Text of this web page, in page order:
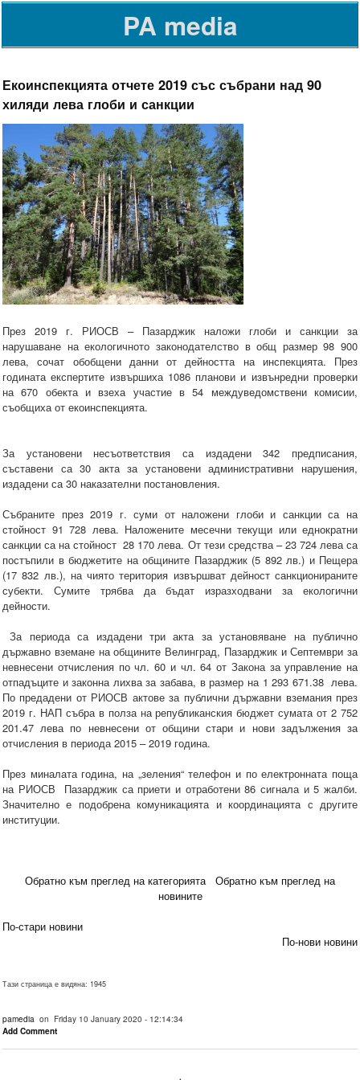
PA media
Екоинспекцията отчете 2019 със събрани над 90
хиляди лева глоби и санкции
През 2019 г. РИОСВ – Пазарджик наложи глоби и санкции за
нарушаване на екологичното законодателство в общ размер 98 900
лева, сочат обобщени данни от дейността на инспекцията. През
годината експертите извършиха 1086 планови и извънредни проверки
на 670 обекта и взеха участие в 54 междуведомствени комисии,
съобщиха от екоинспекцията.
За установени несъответствия са издадени 342 предписания,
съставени са 30 акта за установени административни нарушения,
издадени са 30 наказателни постановления.
Събраните през 2019 г. суми от наложени глоби и санкции са на
стойност 91 728 лева. Наложените месечни текущи или еднократни
санкции са на стойност 28 170 лева. От тези средства – 23 724 лева са
постъпили в бюджетите на общините Пазарджик (5 892 лв.) и Пещера
(17 832 лв.), на чиято територия извършват дейност санкционираните
субекти. Сумите трябва да бъдат изразходвани за екологични
дейности.
За периода са издадени три акта за установяване на публично
държавно вземане на общините Велинград, Пазарджик и Септември за
невнесени отчисления по чл. 60 и чл. 64 от Закона за управление на
отпадъците и законна лихва за забава, в размер на 1 293 671.38 лева.
По предадени от РИОСВ актове за публични държавни вземания през
2019 г. НАП събра в полза на републиканския бюджет сумата от 2 752
201.47 лева по невнесени от общини стари и нови задължения за
отчисления в периода 2015 – 2019 година.
През миналата година, на „зеления“ телефон и по електронната поща
на РИОСВ Пазарджик са приети и отработени 86 сигнала и 5 жалби.
Значително е подобрена комуникацията и координацията с другите
институции.
Обратно към преглед на категорията
Обратно към преглед на
новините
По-стари новини
По-нови новини
Тази страница е видяна: 1945
pamedia on Friday 10 January 2020 - 12:14:34
Add Comment
.